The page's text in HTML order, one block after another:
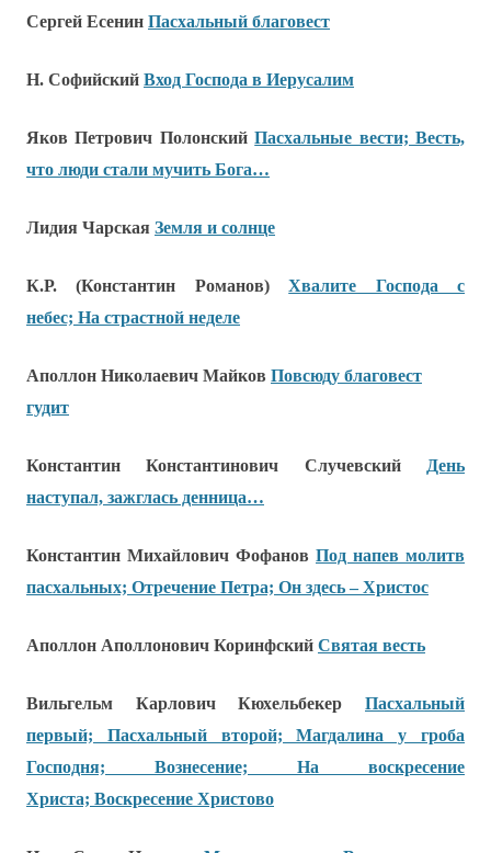
Сергей Есенин Пасхальный благовест
Н. Софийский Вход Господа в Иерусалим
Яков Петрович ПолонскийПасхальные вести; Весть,
что люди стали мучить Бога…
Лидия Чарская Земля и солнце
К.Р. (Константин Романов)Хвалите Господа с
небес; На страстной неделе
Аполлон Николаевич Майков Повсюду благовест
гудит
Константин Константинович Случевский
День
наступал, зажглась денница…
Константин Михайлович Фофанов Под напев молитв
пасхальных; Отречение Петра; Он здесь – Христос
Аполлон Аполлонович Коринфский Святая весть
Вильгельм Карлович Кюхельбекер Пасхальный
первый; Пасхальный второй; Магдалина у гроба
Господня; Вознесение; На воскресение
Христа; Воскресение Христово